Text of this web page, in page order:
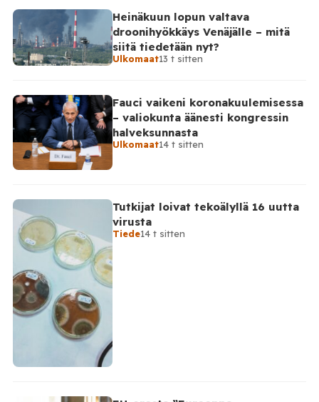
miehittämätöntä ilma-alusta torstai-illan 6. elokuuta
ja perjantaiaamun 7. elokuuta välisenä aikana.
Ministeriön ilmoitus koskee aikaväliä kello 20–08
Moskovan aikaa. Ministeriön mukaan drooneja
torjuttiin […]
Heinäkuun lopun valtava
droonihyökkäys Venäjälle – mitä
siitä tiedetään nyt?
Ulkomaat13 t sitten
Fauci vaikeni koronakuulemisessa
– valiokunta äänesti kongressin
halveksunnasta
Ulkomaat14 t sitten
Tutkijat loivat tekoälyllä 16 uutta
virusta
Tiede14 t sitten